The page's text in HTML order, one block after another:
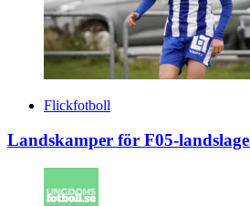
Flickfotboll
Landskamper för F05-